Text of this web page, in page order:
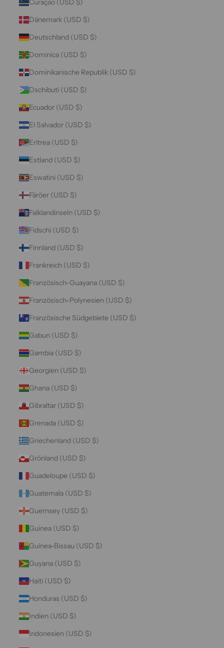
Curaçao (USD $)
Dänemark (USD $)
Deutschland (USD $)
Dominica (USD $)
Dominikanische Republik (USD $)
Dschibuti (USD $)
Ecuador (USD $)
El Salvador (USD $)
Eritrea (USD $)
Estland (USD $)
Eswatini (USD $)
Färöer (USD $)
Falklandinseln (USD $)
Fidschi (USD $)
Finnland (USD $)
Frankreich (USD $)
Französisch-Guayana (USD $)
Französisch-Polynesien (USD $)
Französische Südgebiete (USD $)
Gabun (USD $)
Gambia (USD $)
Georgien (USD $)
Ghana (USD $)
Gibraltar (USD $)
Grenada (USD $)
Griechenland (USD $)
Grönland (USD $)
Guadeloupe (USD $)
Guatemala (USD $)
Guernsey (USD $)
Guinea (USD $)
Guinea-Bissau (USD $)
Guyana (USD $)
Haiti (USD $)
Honduras (USD $)
Indien (USD $)
Indonesien (USD $)